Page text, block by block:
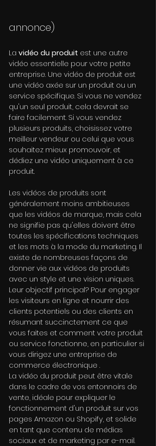
annonce)
La vidéo du produit est une autre
vidéo essentielle pour votre petite
entreprise. Une vidéo de produit est
une vidéo axée sur un produit ou un
service spécifique. Si vous ne vendez
qu'un seul produit, cela devrait se
faire facilement. Si vous vendez
plusieurs produits, choisissez votre
meilleur vendeur ou celui que vous
souhaitez mieux promouvoir, et
dédiez une vidéo uniquement à ce
produit.
Les vidéos de produits sont
généralement moins ambitieuses
que les vidéos de marque, mais cela
ne signifie pas qu'elles doivent être
toutes les spécifications techniques
et les mots à la mode du marketing. Il
existe de nombreuses façons de
donner vie aux vidéos de produits
avec un style et une vision uniques.
Leur objectif principal? Pour engager
les visiteurs en ligne et nourrir des
clients potentiels ou des clients en
résumant succinctement ce que
vous faites et comment votre produit
ou service fonctionne, en particulier si
vous dirigez une entreprise de
commerce électronique .
La vidéo du produit peut être vitale
dans le cadre de vos entonnoirs de
vente, idéale pour expliquer le
fonctionnement d'un produit sur vos
pages Amazon ou Shopify, et solide
en tant que contenu de médias
sociaux et de marketing par e-mail.